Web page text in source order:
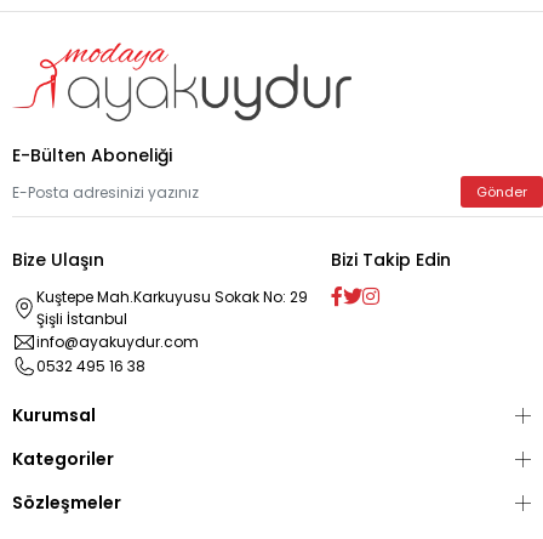
E-Bülten Aboneliği
Gönder
Bize Ulaşın
Kuştepe Mah.Karkuyusu Sokak No: 29
Şişli İstanbul
info@ayakuydur.com
0532 495 16 38
Bizi Takip Edin
Kurumsal
Kategoriler
Sözleşmeler